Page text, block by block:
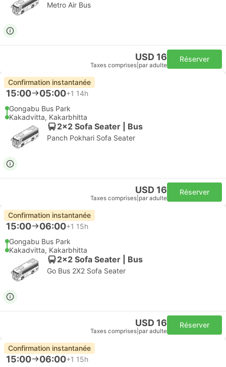
Metro Air Bus
USD 16
Taxes comprises par adulte
Réserver
Confirmation instantanée
15:00 05:00+1 14h
Gongabu Bus Park
Kakadvitta, Kakarbhitta
2x2 Sofa Seater | Bus
Panch Pokhari Sofa Seater
USD 16
Taxes comprises par adulte
Réserver
Confirmation instantanée
15:00 06:00+1 15h
Gongabu Bus Park
Kakadvitta, Kakarbhitta
2x2 Sofa Seater | Bus
Go Bus 2X2 Sofa Seater
USD 16
Taxes comprises par adulte
Réserver
Confirmation instantanée
15:00 06:00+1 15h